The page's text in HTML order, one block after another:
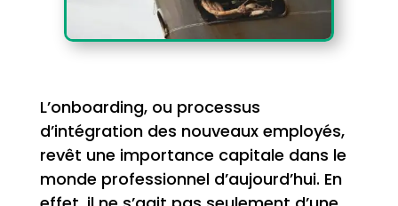
L’onboarding, ou processus
d’intégration des nouveaux employés,
revêt une importance capitale dans le
monde professionnel d’aujourd’hui. En